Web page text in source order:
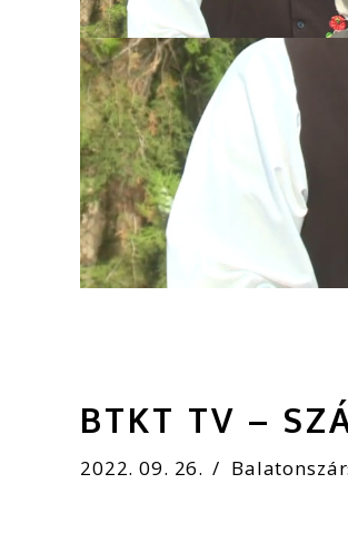
BTKT TV –
2022. 09. 26.